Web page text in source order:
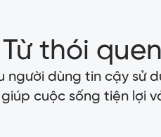
Từ thói
dùng tin cậy sử
giúp cuộc sống tiện lợi